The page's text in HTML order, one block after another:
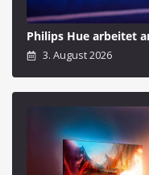
Philips Hue arbeitet
3. August 2026